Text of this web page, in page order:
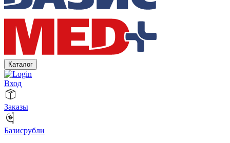
Каталог
Вход
Заказы
Базисрубли